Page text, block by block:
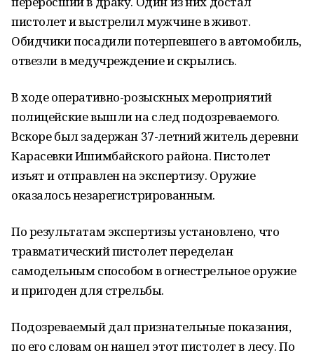
пистолет и выстрелил мужчине в живот.
Обидчики посадили потерпевшего в автомобиль,
отвезли в медучреждение и скрылись.
В ходе оперативно-розыскных мероприятий
полицейские вышли на след подозреваемого.
Вскоре был задержан 37-летний житель деревни
Карасевки Ишимбайского района. Пистолет
изъят и отправлен на экспертизу. Оружие
оказалось незарегистрированным.
По результатам экспертизы установлено, что
травматический пистолет переделан
самодельным способом в огнестрельное оружие
и пригоден для стрельбы.
Подозреваемый дал признательные показания,
по его словам он нашел этот пистолет в лесу. По